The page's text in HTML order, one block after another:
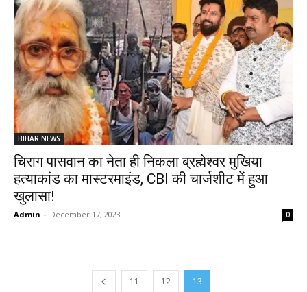
BIHAR NEWS
चिराग पासवान का नेता ही निकला ब्रह्मेश्वर मुखिया
हत्याकांड का मास्टरमाइंड, CBI की चार्जशीट में हुआ
खुलासा!
Admin - December 17, 2023 0
11 12 13